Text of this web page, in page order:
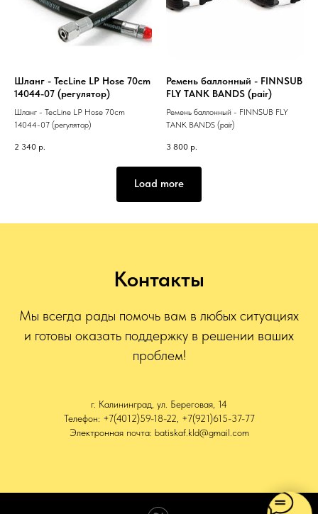
Шланг - TecLine LP Hose 70cm
14044-07 (регулятор)
Шланг - TecLine LP Hose 70cm
14044-07 (регулятор)
2 340 р.
Ремень баллонный - FINNSUB
FLY TANK BANDS (pair)
Ремень баллонный - FINNSUB FLY
TANK BANDS (pair)
3 800 р.
Load more
Контакты
Мы всегда рады помочь вам в любых ситуациях
и готовы оказать поддержку в решении ваших
проблем!
г. Калининград, ул. Береговая, 14
Телефон: +7(4012)59-18-22, +7(921)615-37-77
Электронная почта: batiskaf.kld@gmail.com